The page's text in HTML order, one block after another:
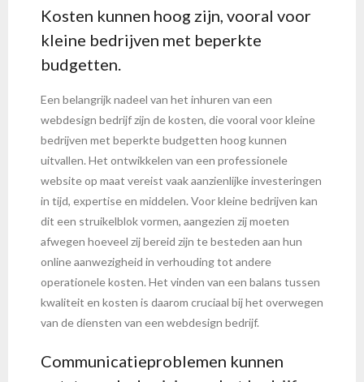
Kosten kunnen hoog zijn, vooral voor
kleine bedrijven met beperkte
budgetten.
Een belangrijk nadeel van het inhuren van een
webdesign bedrijf zijn de kosten, die vooral voor kleine
bedrijven met beperkte budgetten hoog kunnen
uitvallen. Het ontwikkelen van een professionele
website op maat vereist vaak aanzienlijke investeringen
in tijd, expertise en middelen. Voor kleine bedrijven kan
dit een struikelblok vormen, aangezien zij moeten
afwegen hoeveel zij bereid zijn te besteden aan hun
online aanwezigheid in verhouding tot andere
operationele kosten. Het vinden van een balans tussen
kwaliteit en kosten is daarom cruciaal bij het overwegen
van de diensten van een webdesign bedrijf.
Communicatieproblemen kunnen